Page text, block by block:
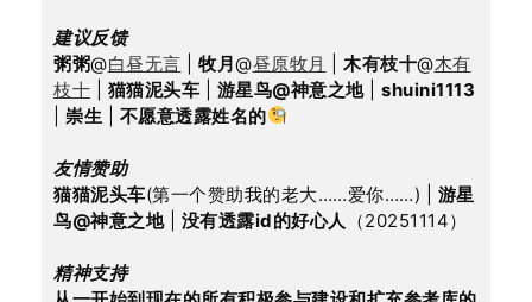
建议反馈
粥粥@白昼无言 牧月@昼原牧月 木有枝十@木有
枝十
猫猫泥头车 游星鸟@神意之地 | shuini1113
崇生 不愿意透露姓名的
友情赞助
猫猫泥头车(第一个赞助我的老大……爱你……) | 游星
鸟@神意之地 | 没有透露id的好心人 （20251114）
精神支持